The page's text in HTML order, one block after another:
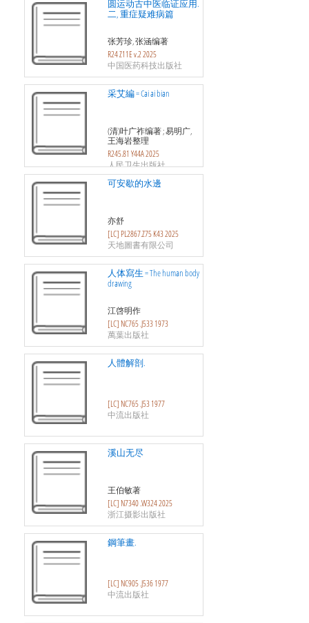
圆运动古中医临证应用.
二, 重症疑难病篇
张芳珍, 张涵编著
R24 Z11E v.2 2025
中国医药科技出版社
采艾編 = Cai ai bian
(清)叶广祚编著 ; 易明广,
王海岩整理
R245.81 Y44A 2025
人民卫生出版社
可安歇的水邊
亦舒
[LC] PL2867.Z75 K43 2025
天地圖書有限公司
人体寫生 = The human body
drawing
江啓明作
[LC] NC765 .J533 1973
萬葉出版社
人體解剖.
[LC] NC765 .J53 1977
中流出版社
溪山无尽
王伯敏著
[LC] N7340 .W324 2025
浙江摄影出版社
鋼筆畫.
[LC] NC905 .J536 1977
中流出版社